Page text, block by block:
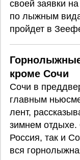
своей заявки
по лыжным
пройдет в
кроме Сочи
Cочи в
главным
лент,
зимнем отдыхе.
Россия, так и
вся